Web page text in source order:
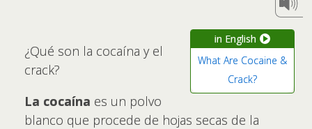
in English
What Are Cocaine &
Crack?
¿Qué son la cocaína y el
crack?
La cocaína es un polvo
blanco que procede de hojas secas de la